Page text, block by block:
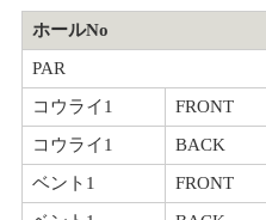
ホールNo
PAR
コウライ1
FRONT
コウライ1
BACK
ベント1
FRONT